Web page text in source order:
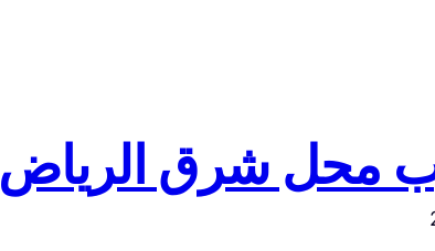
محل شرق الرياض